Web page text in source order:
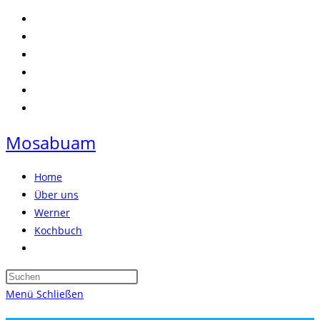
Zum
Inhalt
springen
Mosabuam
Home
Über uns
Werner
Kochbuch
umschalten
Press
Menü Schließen